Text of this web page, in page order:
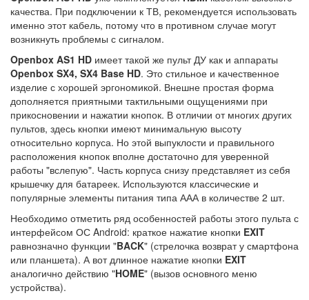
качества. При подключении к ТВ, рекомендуется использовать
именно этот кабель, потому что в противном случае могут
возникнуть проблемы с сигналом.
Openbox AS1 HD имеет такой же пульт ДУ как и аппараты
Openbox SX4, SX4 Base HD. Это стильное и качественное
изделие с хорошей эргономикой. Внешне простая форма
дополняется приятными тактильными ощущениями при
прикосновении и нажатии кнопок. В отличии от многих других
пультов, здесь кнопки имеют минимальную высоту
относительно корпуса. Но этой выпуклости и правильного
расположения кнопок вполне достаточно для уверенной
работы "вслепую". Часть корпуса снизу представляет из себя
крышечку для батареек. Используются классические и
популярные элементы питания типа ААА в количестве 2 шт.
Необходимо отметить ряд особенностей работы этого пульта с
интерфейсом ОС Android: краткое нажатие кнопки EXIT
равнозначно функции "BACK" (стрелочка возврат у смартфона
или планшета). А вот длинное нажатие кнопки EXIT
аналогично действию "HOME" (вызов основного меню
устройства).